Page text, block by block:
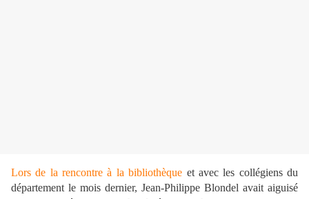
Lors de la rencontre à la bibliothèque et avec les collégiens du
département le mois dernier, Jean-Philippe Blondel avait aiguisé